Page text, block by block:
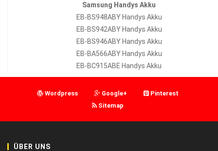
Samsung Handys Akku
EB-BS948ABY Handys Akku
EB-BS942ABY Handys Akku
EB-BS946ABY Handys Akku
EB-BA566ABY Handys Akku
EB-BC915ABE Handys Akku
Wordpress Google+
Pinterest
Sitemap
ÜBER UNS